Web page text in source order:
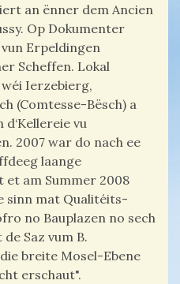
an ënner dem Ancien
Op Dokumenter
Erpeldingen
Scheffen. Lokal
Ierzebierg,
(Comtesse-Bësch) a
vu
2007 war do nach ee
laange
et am Summer 2008
sinn mat Qualitéits-
no Bauplazen no sech
Saz vum B.
breite Mosel-Ebene
erschaut".